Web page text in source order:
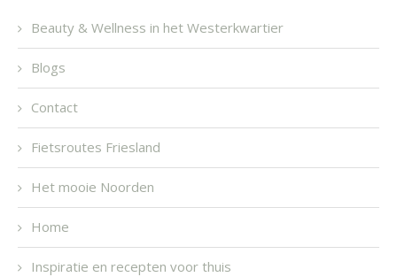
Beauty & Wellness in het Westerkwartier
Blogs
Contact
Fietsroutes Friesland
Het mooie Noorden
Home
Inspiratie en recepten voor thuis